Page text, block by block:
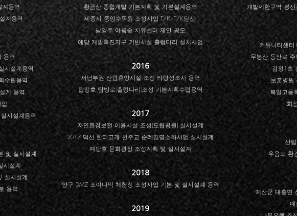
계용역
계용역
용역
시설계용역
수립용역
계 용역
시설계용역
및 실시설계
시설계
실시설계
용역
황금산 종합개발 기본계획 및 기본설계용역
세종시 중앙수목원 조성사업 T/K (T/K당선)
남양주 아름숲 치유센터 제안 공모
예당 개발촉진지구 기반시설 출렁다리 설치사업
2016
서남부권 산림휴양시설 조성 타당성조사 용역
탑정호 탐방로(출렁다리)조성 기본계획수립용역
2017
자연환경보전·이용시설 조성(도립공원) 실시설계
2017 덕산 한티고개 천주교 순례길명소화사업 실시설계
예당호 문화광장 조성계획 및 실시설계
2018
양구 DMZ 조이나믹 체험장 조성사업 기본 및 실시설계 용역
2019
개발제한구역 봉
커뮤니티센터
무봉산 등산로
감정1초
보훈병원
북일고등
화
산
우음도 환
예산군 대흥면
예